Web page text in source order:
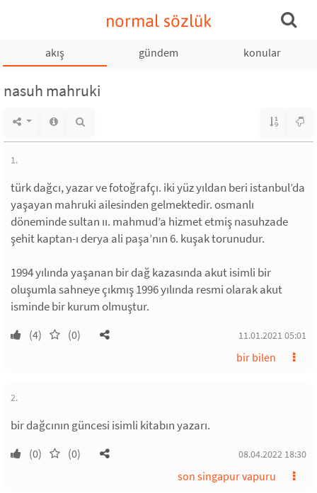
normal sözlük
akış gündem konular
nasuh mahruki
1.
türk dağcı, yazar ve fotoğrafçı. iki yüz yıldan beri istanbul’da
yaşayan mahruki ailesinden gelmektedir. osmanlı
döneminde sultan ıı. mahmud’a hizmet etmiş nasuhzade
şehit kaptan-ı derya ali paşa’nın 6. kuşak torunudur.
1994 yılında yaşanan bir dağ kazasında akut isimli bir
oluşumla sahneye çıkmış 1996 yılında resmi olarak akut
isminde bir kurum olmuştur.
(4) (0) 11.01.2021 05:01
bir bilen
2.
bir dağcının güncesi isimli kitabın yazarı.
(0) (0) 08.04.2022 18:30
son singapur vapuru